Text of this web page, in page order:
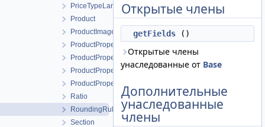
PriceTypeLang
Product
ProductImage
ProductProperty
ProductPropertyEnum
ProductPropertyFeature
ProductPropertySection
Ratio
RoundingRule
Section
Открытые члены
getFields ()
Открытые члены
унаследованные от Base
Дополнительные
унаследованные
члены